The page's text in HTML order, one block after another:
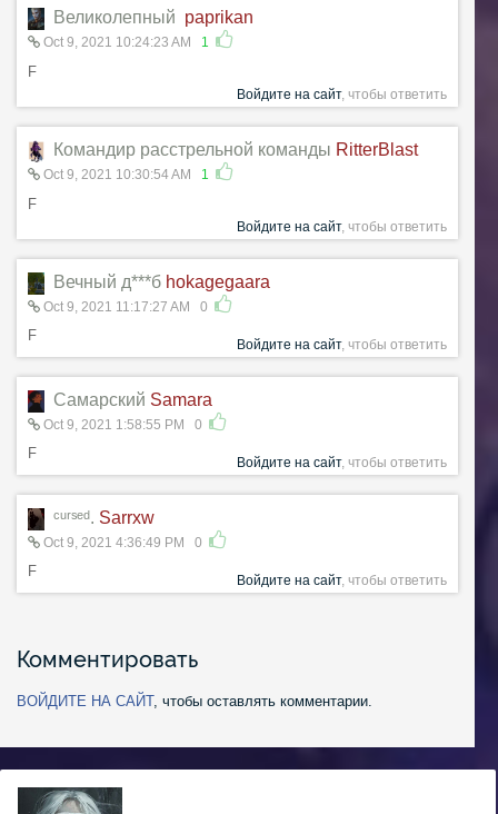
Великолепный paprikan
Oct 9, 2021 10:24:23 AM 1
F
Войдите на сайт, чтобы ответить
Командир расстрельной команды RitterBlast
Oct 9, 2021 10:30:54 AM 1
F
Войдите на сайт, чтобы ответить
Вечный д***б hokagegaara
Oct 9, 2021 11:17:27 AM 0
F
Войдите на сайт, чтобы ответить
Самарский Samara
Oct 9, 2021 1:58:55 PM 0
F
Войдите на сайт, чтобы ответить
ᶜᵘʳˢᵉᵈ. Sarrxw
Oct 9, 2021 4:36:49 PM 0
F
Войдите на сайт, чтобы ответить
Комментировать
ВОЙДИТЕ НА САЙТ, чтобы оставлять комментарии.